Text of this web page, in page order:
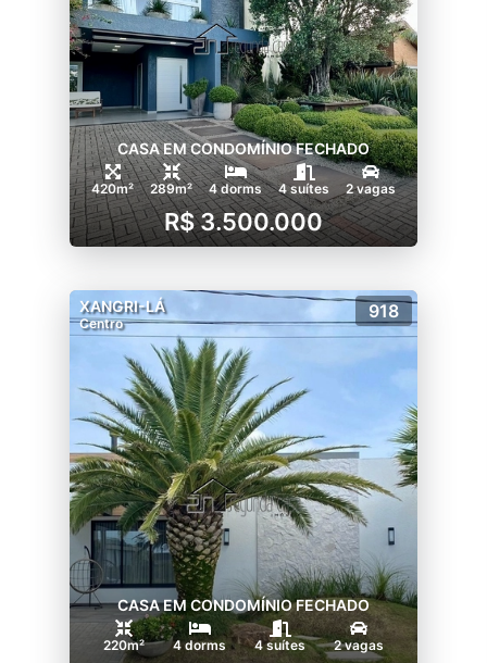
CASA EM CONDOMÍNIO FECHADO
420m² 289m² 4 dorms 4 suítes 2 vagas
R$ 3.500.000
XANGRI-LÁ
Centro
918
CASA EM CONDOMÍNIO FECHADO
220m² 4 dorms 4 suítes 2 vagas